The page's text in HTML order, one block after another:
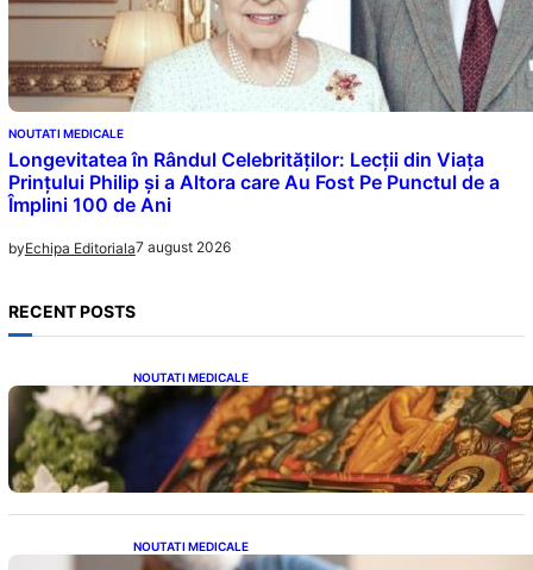
NOUTATI MEDICALE
Longevitatea în Rândul Celebrităților: Lecții din Viața
Prințului Philip și a Altora care Au Fost Pe Punctul de a
Împlini 100 de Ani
byEchipa Editoriala7 august 2026
RECENT POSTS
NOUTATI MEDICALE
Postul Adormirii Maicii Domnului: Tradiții,
Superstiții și Implicații Spiritualitate în 2026
NOUTATI MEDICALE